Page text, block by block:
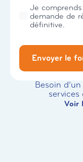
Je
demande de réservation, et
définitive.
Envoyer le
Besoin
services
Voir